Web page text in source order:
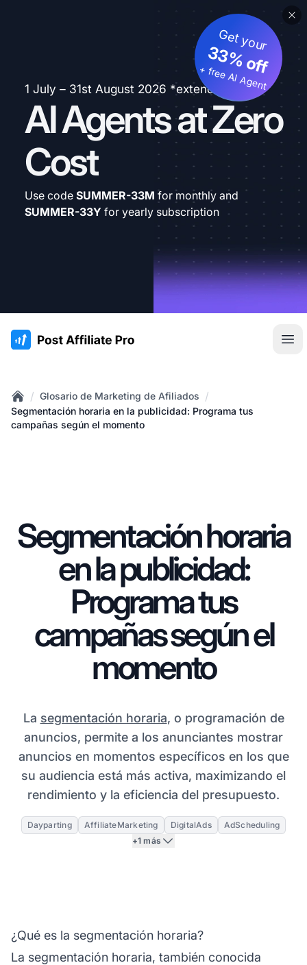
1 July – 31st August 2026 *extended
AI Agents at Zero
Cost
Get your
33% off
+ free AI Agent
Use code SUMMER-33M for monthly and
SUMMER-33Y for yearly subscription
:site.title
Home
/ Glosario de Marketing de Afiliados /
Segmentación horaria en la publicidad: Programa tus
campañas según el momento
Segmentación horaria
en la publicidad:
Programa tus
campañas según el
momento
La segmentación horaria, o programación de
anuncios, permite a los anunciantes mostrar
anuncios en momentos específicos en los que
su audiencia está más activa, maximizando el
rendimiento y la eficiencia del presupuesto.
Dayparting AffiliateMarketing DigitalAds
AdScheduling
+1 más
¿Qué es la segmentación horaria?
La segmentación horaria, también conocida